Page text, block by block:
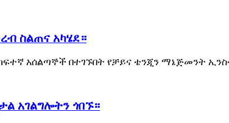
ስልጠና አካሄደ።
አሰልጣኞች በተገኙበት የቻይና ቴንጂን ማኔጅመንት
አገልግሎትን ጎበኙ።